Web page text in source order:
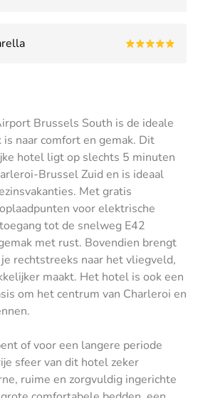
Brussels South is de ideale
naar comfort en gemak. Dit
hotel ligt op slechts 5 minuten
Brussel Zuid en is ideaal
Met gratis
voor elektrische
tot de snelweg E42
met rust. Bovendien brengt
rechtstreeks naar het vliegveld,
maakt. Het hotel is ook een
om het centrum van Charleroi en
of voor een langere periode
sfeer van dit hotel zeker
ruime en zorgvuldig ingerichte